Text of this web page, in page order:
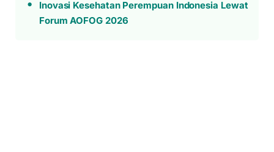
Inovasi Kesehatan Perempuan Indonesia Lewat
Forum AOFOG 2026